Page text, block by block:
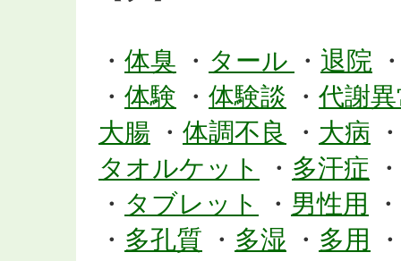
・ 体臭 ・ タール ・ 退院
・ 体験 ・ 体験談 ・ 代謝
大腸 ・ 体調不良 ・ 大病
タオルケット
・ 多汗症 ・
・ タブレット ・ 男性用
・
・ 多孔質 ・ 多湿 ・ 多用